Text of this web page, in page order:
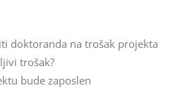
doktoranda na trošak projekta
trošak?
bude zaposlen